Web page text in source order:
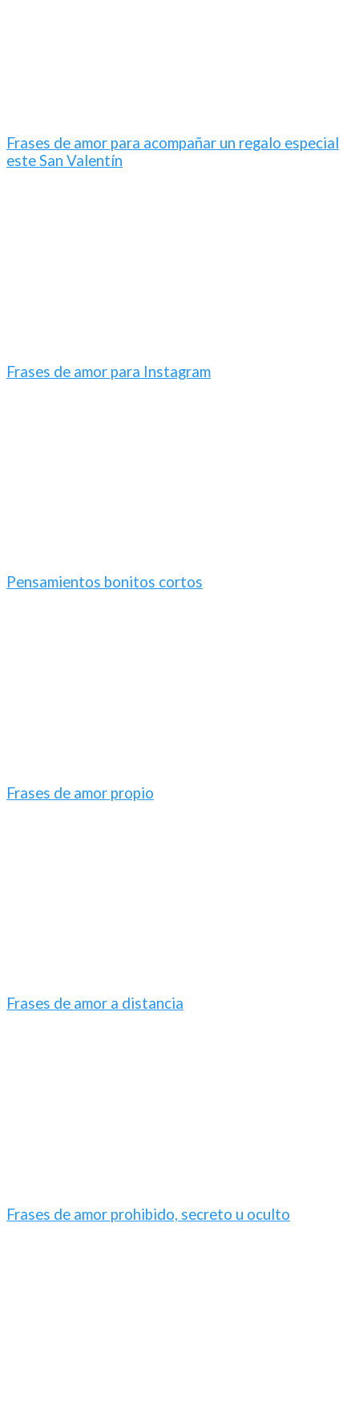
Frases de amor para acompañar un regalo especial
este San Valentín
Frases de amor para Instagram
Pensamientos bonitos cortos
Frases de amor propio
Frases de amor a distancia
Frases de amor prohibido, secreto u oculto